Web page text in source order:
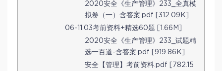
2020安全《生产管理》233_全真模
拟卷（一）含答案.pdf [312.09K]
06-11.03考前资料+精选60题 [1.66M]
2020安全《生产管理》233_试题精
选一百道-含答案.pdf [919.86K]
安全【管理】考前资料.pdf [782.15